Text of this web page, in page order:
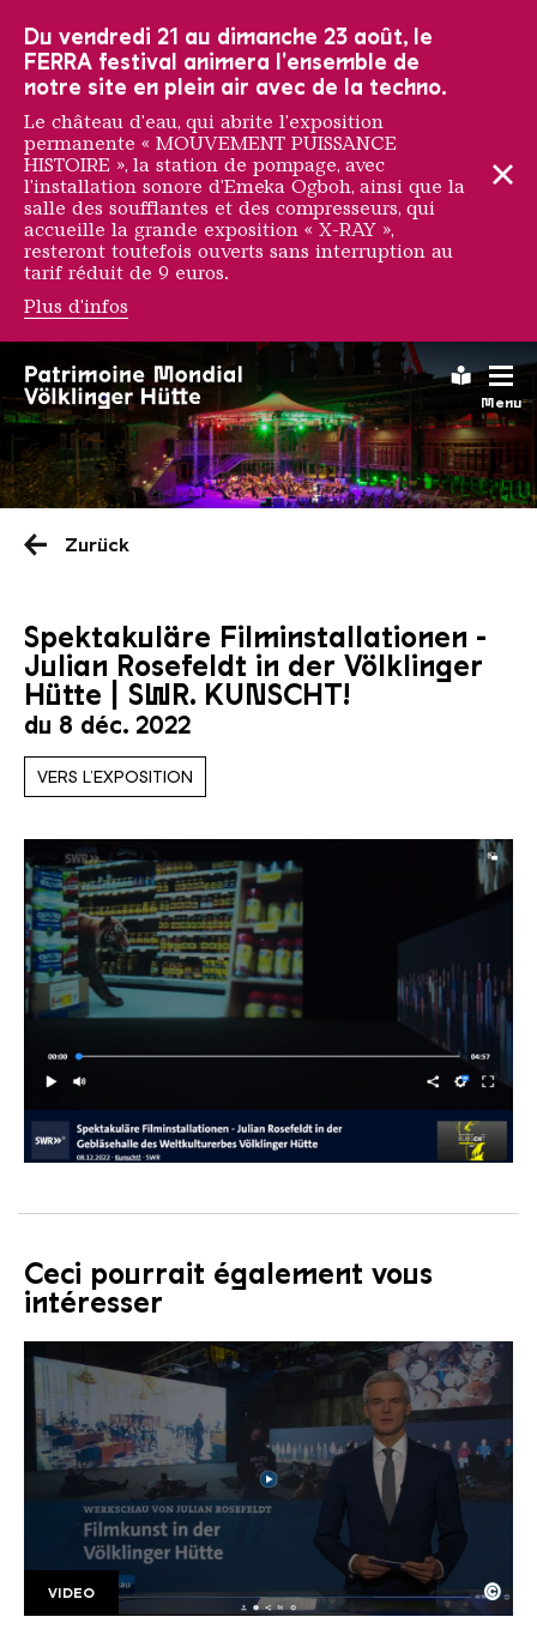
Menu
Saarländischen
Zurück
Spektakuläre Filminstallationen -
Julian Rosefeldt in der Völklinger
Hütte | SWR. KUNSCHT!
du 8 déc. 2022
VERS L’EXPOSITION
Ceci pourrait également vous
intéresser
tagesschau
Copyright: Tagesschau
©
VIDEO
Du vendredi 21 au dimanche 23 août, le
FERRA festival animera l'ensemble de
notre site en plein air avec de la techno.
Le château d'eau, qui abrite l'exposition
permanente « MOUVEMENT PUISSANCE
HISTOIRE », la station de pompage, avec
l'installation sonore d'Emeka Ogboh, ainsi que la
salle des soufflantes et des compresseurs, qui
accueille la grande exposition « X-RAY »,
resteront toutefois ouverts sans interruption au
tarif réduit de 9 euros.
Plus d'infos